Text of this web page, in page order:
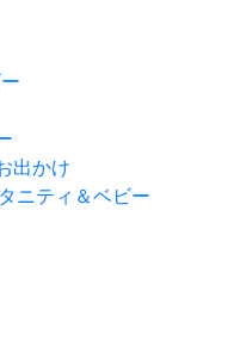
出かけ
ニティ＆ベビー